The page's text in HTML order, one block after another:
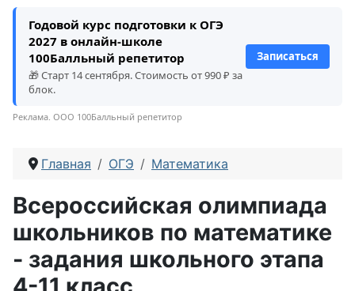
Годовой курс подготовки к ОГЭ
2027 в онлайн-школе
100Балльный репетитор
🎁 Старт 14 сентября. Стоимость от 990 ₽ за
блок.
Записаться
Реклама. ООО 100Балльный репетитор
Главная ОГЭ Математика
Всероссийская олимпиада
школьников по математике
- задания школьного этапа